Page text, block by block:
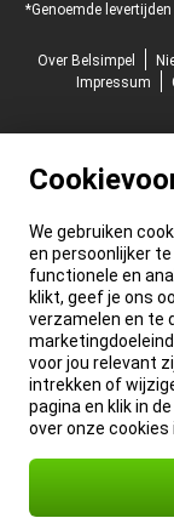
*Genoemde
Over Belsimpel
Impressum
We gebruiken
en persoonlijker
functionele en
klikt, geef je ons
verzamelen en te
voor jou relevant
intrekken of
pagina en klik in
over onze cookies